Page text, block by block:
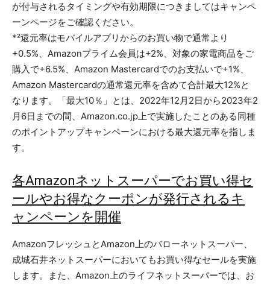
が付与されるタイミングや有効期限につきましてはキャンペ
ーンページをご確認ください。
*²還元率はモバイルアプリからのお買い物で通常より
+0.5%、Amazonプライム会員は+2%、対象の家電商品をご
購入で+6.5%、Amazon Mastercardでのお支払いで+1%、
Amazon Mastercardの通常還元率を含めて合計最大12%と
なります。「最大10％」とは、2022年12月2日から2023年2
月6日までの間、Amazon.co.jp上で実施したことのある同種
のポイントアップキャンペーンにおける最大還元率を指しま
す。
各Amazonネットスーパーでお買い得セ
ールやお得なクーポンが発行されるキ
ャンペーンを開催
AmazonフレッシュとAmazon上のバローネットスーパー、
成城石井ネットスーパーにおいてもお買い得なセールを実施
します。また、Amazon上のライフネットスーパーでは、お